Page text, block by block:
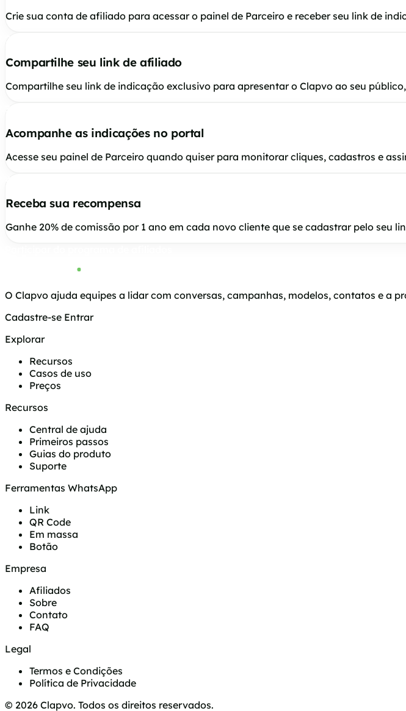
Crie sua conta de afiliado para acessar o painel de Parceiro e receber seu link de
Compartilhe seu link de afiliado
Compartilhe seu link de indicação exclusivo para apresentar o Clapvo ao seu
Acompanhe as indicações no portal
Acesse seu painel de Parceiro quando quiser para monitorar cliques, cadastros e
Receba sua recompensa
Ganhe 20% de comissão por 1 ano em cada novo cliente que se cadastrar pelo seu
O Clapvo ajuda equipes a lidar com conversas, campanhas, modelos, contatos e a
Cadastre-se Entrar
Explorar
Recursos
Casos de uso
Preços
Recursos
Central de ajuda
Primeiros passos
Guias do produto
Suporte
Ferramentas WhatsApp
Link
QR Code
Em massa
Botão
Empresa
Afiliados
Sobre
Contato
FAQ
Legal
Termos e Condições
Política de Privacidade
© 2026 Clapvo. Todos os direitos reservados.